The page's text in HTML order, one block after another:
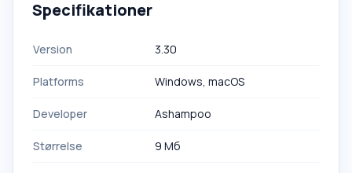
Specifikationer
Version 3.30
Platforms Windows, macOS
Developer Ashampoo
Størrelse 9 Мб